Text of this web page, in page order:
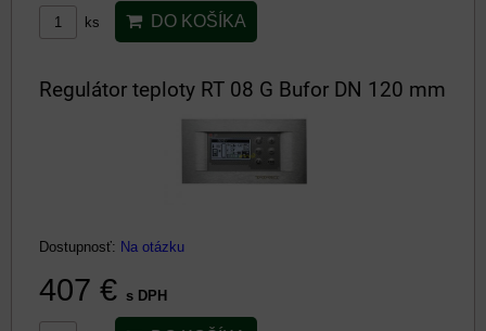
ks DO KOŠÍKA
Regulátor teploty RT 08 G Bufor DN 120 mm
Dostupnosť: Na otázku
407 € s DPH